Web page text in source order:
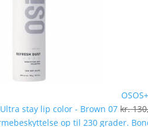
Ultra stay lip color - Brown 07 kr.